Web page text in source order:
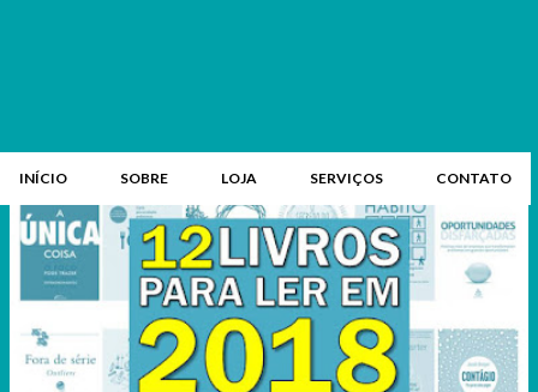
INÍCIO SOBRE LOJA SERVIÇOS CONTATO